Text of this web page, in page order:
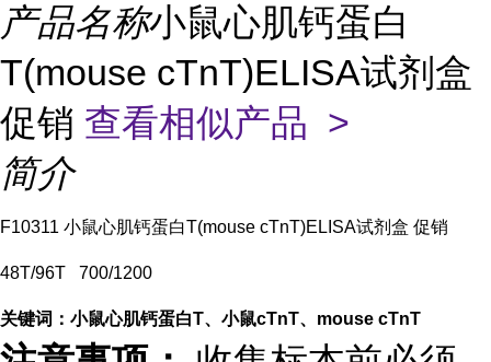
产品名称小鼠心肌钙蛋白
T(mouse cTnT)ELISA试剂盒
促销 查看相似产品 >
简介
F10311 小鼠心肌钙蛋白T(mouse cTnT)ELISA试剂盒 促销
48T/96T 700/1200
关键词： 小鼠心肌钙蛋白T、小鼠cTnT、mouse cTnT